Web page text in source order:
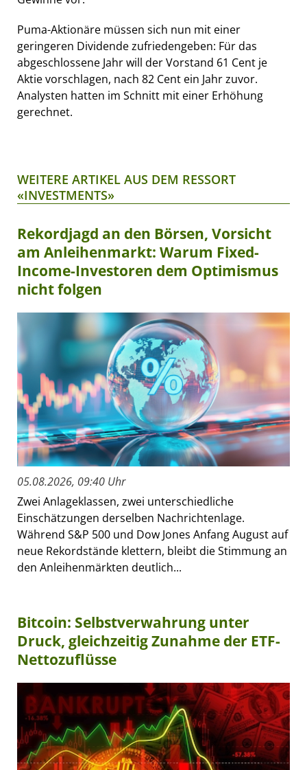
Puma-Aktionäre müssen sich nun mit einer
geringeren Dividende zufriedengeben: Für das
abgeschlossene Jahr will der Vorstand 61 Cent je
Aktie vorschlagen, nach 82 Cent ein Jahr zuvor.
Analysten hatten im Schnitt mit einer Erhöhung
gerechnet.
WEITERE ARTIKEL AUS DEM RESSORT
«INVESTMENTS»
Rekordjagd an den Börsen, Vorsicht
am Anleihenmarkt: Warum Fixed-
Income-Investoren dem Optimismus
nicht folgen
05.08.2026, 09:40 Uhr
Zwei Anlageklassen, zwei unterschiedliche
Einschätzungen derselben Nachrichtenlage.
Während S&P 500 und Dow Jones Anfang August auf
neue Rekordstände klettern, bleibt die Stimmung an
den Anleihenmärkten deutlich...
Bitcoin: Selbstverwahrung unter
Druck, gleichzeitig Zunahme der ETF-
Nettozuflüsse